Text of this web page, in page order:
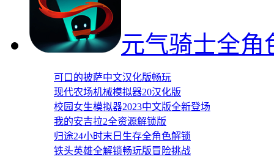
元气骑士全角
可口的披萨中文汉化版畅玩
现代农场机械模拟器20汉化版
校园女生模拟器2023中文版全新登场
我的安吉拉2全资源解锁版
归途24小时末日生存全角色解锁
铁头英雄全解锁畅玩版冒险挑战